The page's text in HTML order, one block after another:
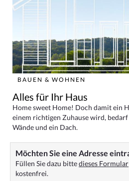
BAUEN & WOHNEN
Alles für Ihr Haus
Home sweet Home! Doch damit ein
einem richtigen Zuhause wird,
Wände und ein Dach.
Möchten Sie eine Adresse
Füllen Sie dazu bittedieses Formular
kostenfrei.